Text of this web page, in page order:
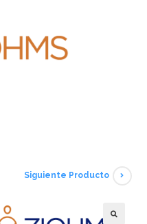
Siguiente Producto